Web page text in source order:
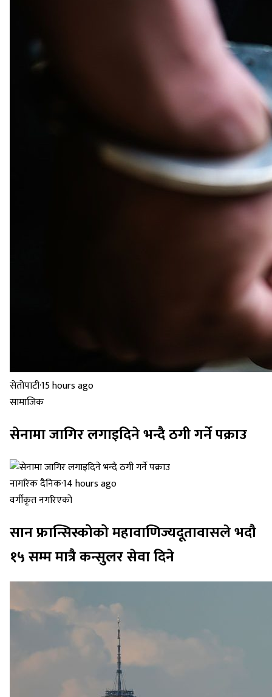
सेतोपाटी·15 hours ago
सामाजिक
सेनामा जागिर लगाइदिने भन्दै ठगी गर्ने पक्राउ
नागरिक दैनिक·14 hours ago
वर्गीकृत नगरिएको
सान फ्रान्सिस्कोको महावाणिज्यदूतावासले भदौ
१५ सम्म मात्रै कन्सुलर सेवा दिने